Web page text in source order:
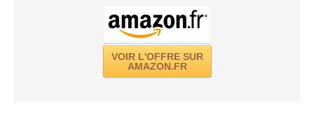
VOIR L'OFFRE SUR
AMAZON.FR